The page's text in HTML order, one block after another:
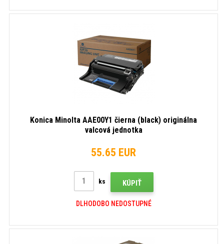
Konica Minolta AAE00Y1 čierna (black) originálna
valcová jednotka
55.65 EUR
ks KÚPIŤ
DLHODOBO NEDOSTUPNÉ